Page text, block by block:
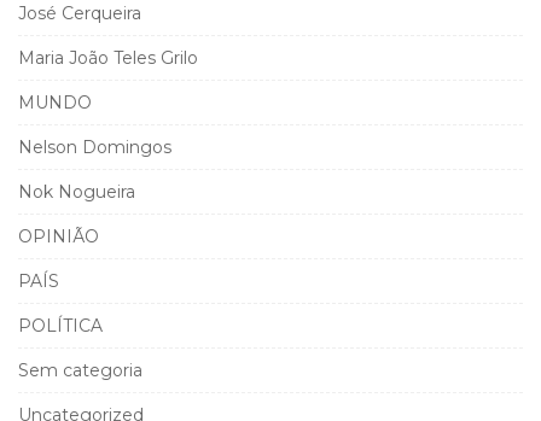
José Cerqueira
Maria João Teles Grilo
MUNDO
Nelson Domingos
Nok Nogueira
OPINIÃO
PAÍS
POLÍTICA
Sem categoria
Uncategorized